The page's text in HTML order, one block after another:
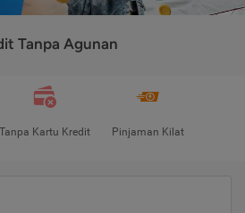
Tanpa Agunan
Tanpa Kartu Kredit Pinjaman Kilat